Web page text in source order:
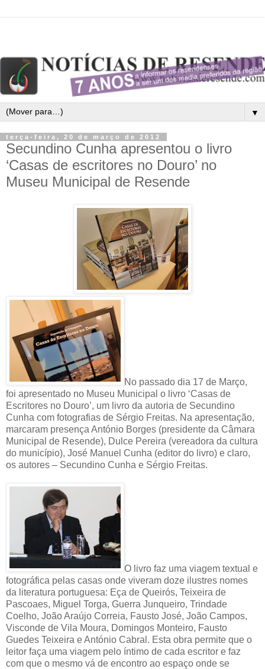
▼
terça-feira, 20 de março de 2012
Secundino Cunha apresentou o livro
‘Casas de escritores no Douro’ no
Museu Municipal de Resende
No passado dia 17 de Março,
foi apresentado no Museu Municipal o livro ‘Casas de
Escritores no Douro’, um livro da autoria de Secundino
Cunha com fotografias de Sérgio Freitas. Na apresentação,
marcaram presença António Borges (presidente da Câmara
Municipal de Resende), Dulce Pereira (vereadora da cultura
do município), José Manuel Cunha (editor do livro) e claro,
os autores – Secundino Cunha e Sérgio Freitas.
O livro faz uma viagem textual e
fotográfica pelas casas onde viveram doze ilustres nomes
da literatura portuguesa: Eça de Queirós, Teixeira de
Pascoaes, Miguel Torga, Guerra Junqueiro, Trindade
Coelho, João Araújo Correia, Fausto José, João Campos,
Visconde de Vila Moura, Domingos Monteiro, Fausto
Guedes Teixeira e António Cabral. Esta obra permite que o
leitor faça uma viagem pelo íntimo de cada escritor e faz
com que o mesmo vá de encontro ao espaço onde se